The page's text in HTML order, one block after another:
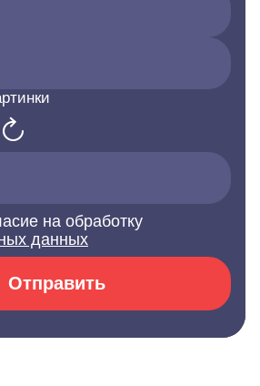
на обработку
данных
Отправить